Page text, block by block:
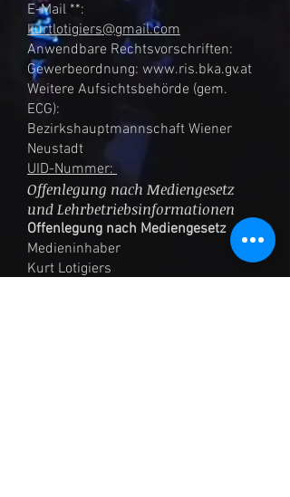
E-Mail **:
kurtlotigiers@gmail.com
Anwendbare Rechtsvorschriften:
Gewerbeordnung: www.ris.bka.gv.at
Weitere Aufsichtsbehörde (gem.
ECG):
Bezirkshauptmannschaft Wiener
Neustadt
UID-Nummer:
Offenlegung nach Mediengesetz
und Lehrbetriebsinformationen
Offenlegung nach Mediengesetz
Medieninhaber
Kurt Lotigiers